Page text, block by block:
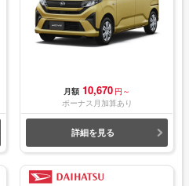
月額 10,670 円～
ボーナス月加算あり
詳細を見る